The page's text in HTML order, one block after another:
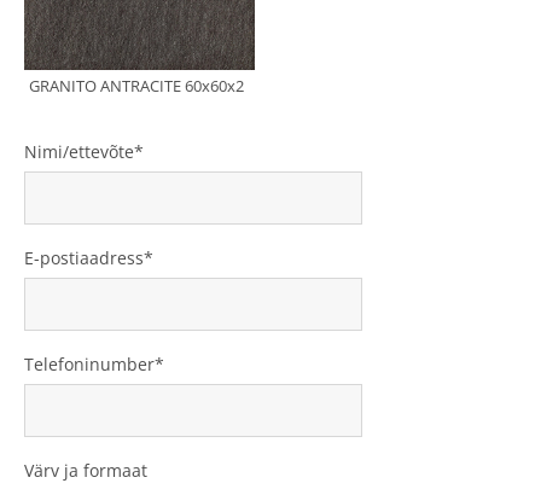
Nimi/ettevõte
E-postiaadress
Telefoninumber
Värv ja formaat